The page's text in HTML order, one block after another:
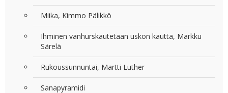
Miika, Kimmo Pälikkö
Ihminen vanhurskautetaan uskon kautta, Markku
Särelä
Rukoussunnuntai, Martti Luther
Sanapyramidi